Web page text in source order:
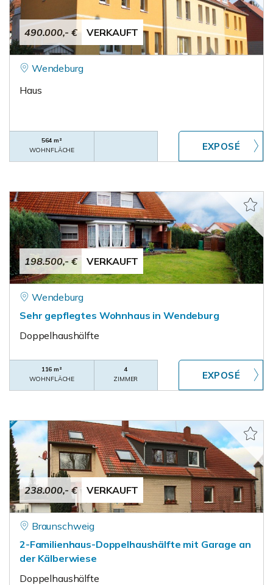
490.000,- € VERKAUFT
Wendeburg
Haus
564 m²
WOHNFLÄCHE
198.500,- € VERKAUFT
Wendeburg
Sehr gepflegtes Wohnhaus in Wendeburg
Doppelhaushälfte
116 m²
WOHNFLÄCHE
4
ZIMMER
238.000,- € VERKAUFT
Braunschweig
2-Familienhaus-Doppelhaushälfte mit Garage an
der Kälberwiese
Doppelhaushälfte